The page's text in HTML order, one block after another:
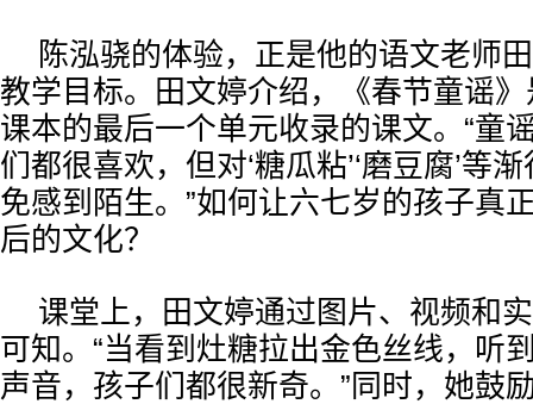
陈泓骁的体验，正是他的语文老师
教学目标。田文婷介绍，《春节童谣
课本的最后一个单元收录的课文。“童
们都很喜欢，但对‘糖瓜粘’‘磨豆腐’等
免感到陌生。”如何让六七岁的孩子真
后的文化？
课堂上，田文婷通过图片、视频和
可知。“当看到灶糖拉出金色丝线，听
声音，孩子们都很新奇。”同时，她鼓